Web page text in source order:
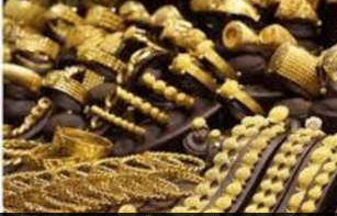
சவரனுக்கு ₹160
இன்றைய
தங்கம் வெள்ளி
நிலவரம்
எழுதியவர் Sekar Chinnappan Sep 13, 2025